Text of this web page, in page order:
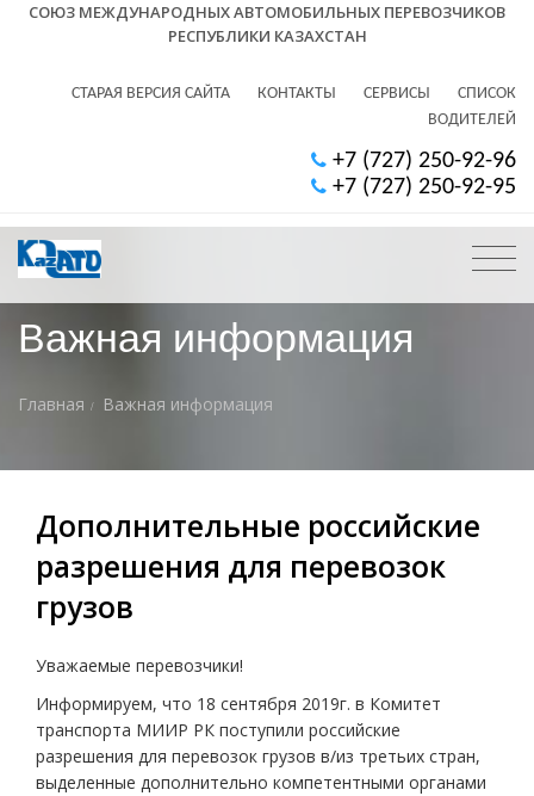
СОЮЗ МЕЖДУНАРОДНЫХ АВТОМОБИЛЬНЫХ ПЕРЕВОЗЧИКОВ
РЕСПУБЛИКИ КАЗАХСТАН
СТАРАЯ ВЕРСИЯ САЙТА КОНТАКТЫ СЕРВИСЫ
СПИСОК
ВОДИТЕЛЕЙ
+7 (727) 250-92-96
+7 (727) 250-92-95
Важная информация
Главная Важная информация
Дополнительные российские
разрешения для перевозок
грузов
Уважаемые перевозчики!
Информируем, что 18 сентября 2019г. в Комитет
транспорта МИИР РК поступили российские
разрешения для перевозок грузов в/из третьих стран,
выделенные дополнительно компетентными органами